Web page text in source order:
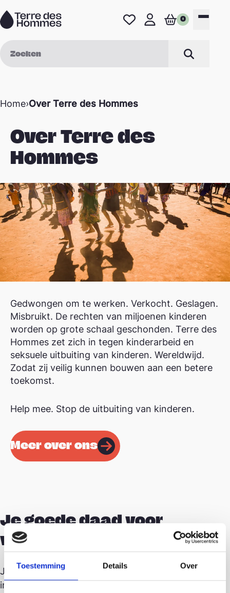
Toestemming Details Over
Favorieten
Mijn profiel
0
Zoeken
Home›Over Terre des Hommes
Over Terre des
Hommes
Gedwongen om te werken. Verkocht. Geslagen.
Misbruikt. De rechten van miljoenen kinderen
worden op grote schaal geschonden. Terre des
Hommes zet zich in tegen kinderarbeid en
seksuele uitbuiting van kinderen. Wereldwijd.
Zodat zij veilig kunnen bouwen aan een betere
toekomst.
Help mee. Stop de uitbuiting van kinderen.
Meer over ons
Je goede daad voor
vandaag?
Je aanmelden voor onze nieuwsbrief! Ontvang
inspirerende verhalen van kinderen en collega's,